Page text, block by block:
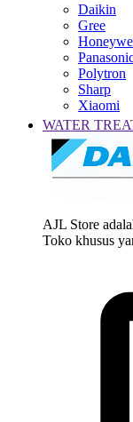
Daikin
Gree
Polytron
Sharp
Xiaomi
WATER
AJL Store
Toko khusus